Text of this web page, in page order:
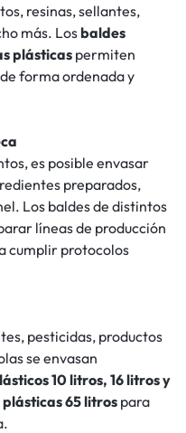
resinas, sellantes,
más. Losbaldes
plásticaspermiten
forma ordenada y
es posible envasar
preparados,
Los baldes de distintos
líneas de producción
cumplir protocolos
pesticidas, productos
se envasan
10 litros, 16 litros y
65 litrospara